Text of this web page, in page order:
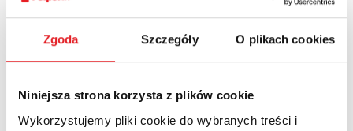
Zgoda Szczegóły O plikach cookies
Niniejsza strona korzysta z plików cookie
Wykorzystujemy pliki cookie do wybranych treści i
Zapytaj o szczegóły oferty